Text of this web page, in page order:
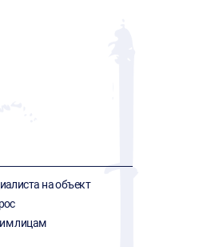
на объект
лицам